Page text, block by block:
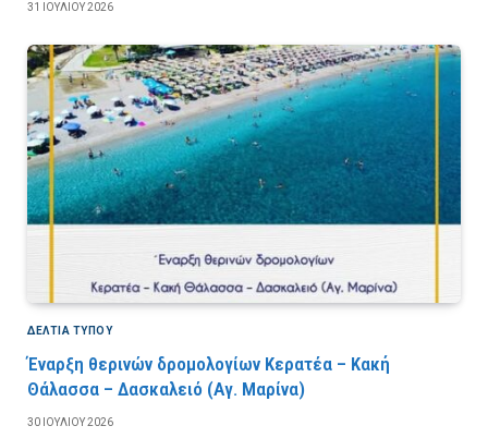
31 ΙΟΥΛΊΟΥ 2026
ΔΕΛΤΙΑ ΤΥΠΟΥ
Έναρξη θερινών δρομολογίων Κερατέα – Κακή
Θάλασσα – Δασκαλειό (Αγ. Μαρίνα)
30 ΙΟΥΛΊΟΥ 2026